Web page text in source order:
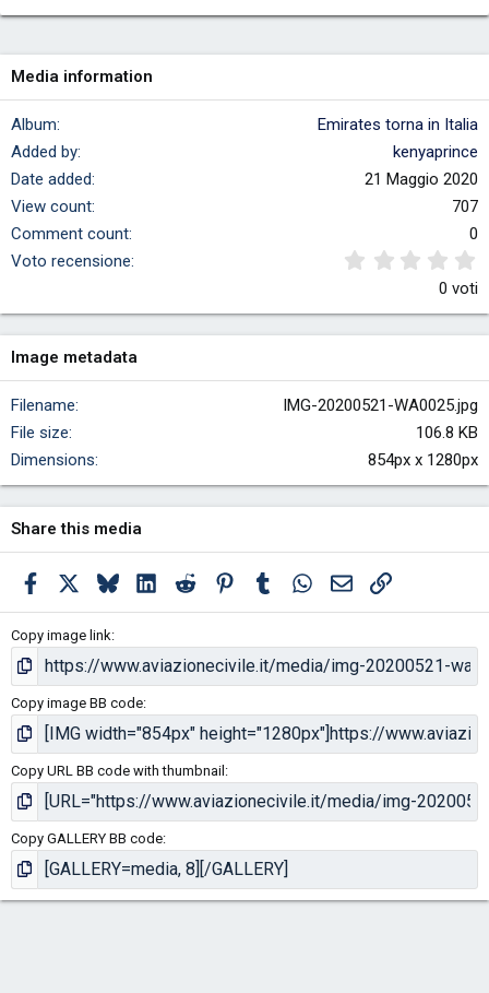
Media information
Album
Emirates torna in Italia
Added by
kenyaprince
Date added
21 Maggio 2020
View count
707
Comment count
0
Voto recensione
0 voti
Image metadata
Filename
IMG-20200521-WA0025.jpg
File size
106.8 KB
Dimensions
854px x 1280px
Share this media
Facebook Bluesky LinkedInReddit PinterestTumblr WhatsApp
EmailLink
Copy image link
Copy image BB code
Copy URL BB code with thumbnail
Copy GALLERY BB code